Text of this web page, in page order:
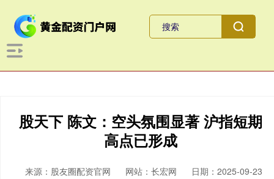
股天下 陈文：空头氛围显著 沪指短期
高点已形成
来源：股友圈配资官网 网站：长宏网
日期：2025-09-23